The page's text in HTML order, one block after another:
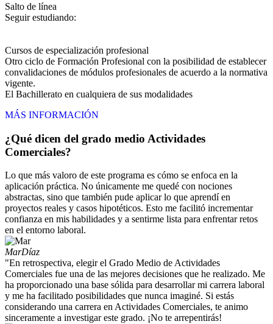
Salto de línea
Seguir estudiando:
Cursos de especialización profesional
Otro ciclo de Formación Profesional con la posibilidad de establecer
convalidaciones de módulos profesionales de acuerdo a la normativa
vigente.
El Bachillerato en cualquiera de sus modalidades
MÁS INFORMACIÓN
¿Qué dicen del grado medio Actividades
Comerciales?
Lo que más valoro de este programa es cómo se enfoca en la
aplicación práctica. No únicamente me quedé con nociones
abstractas, sino que también pude aplicar lo que aprendí en
proyectos reales y casos hipotéticos. Esto me facilitó incrementar
confianza en mis habilidades y a sentirme lista para enfrentar retos
en el entorno laboral.
MarDíaz
"En retrospectiva, elegir el Grado Medio de Actividades
Comerciales fue una de las mejores decisiones que he realizado. Me
ha proporcionado una base sólida para desarrollar mi carrera laboral
y me ha facilitado posibilidades que nunca imaginé. Si estás
considerando una carrera en Actividades Comerciales, te animo
sinceramente a investigar este grado. ¡No te arrepentirás!